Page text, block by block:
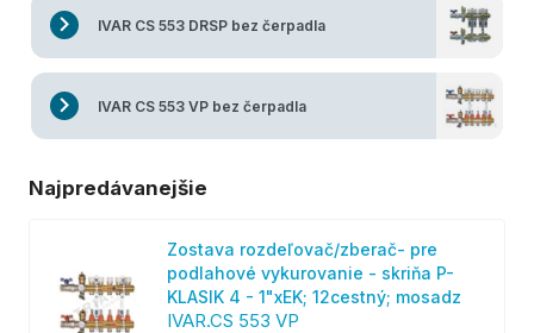
IVAR CS 553 DRSP bez čerpadla
IVAR CS 553 VP bez čerpadla
Najpredávanejšie
Zostava rozdeľovač/zberač- pre
podlahové vykurovanie - skriňa P-
KLASIK 4 - 1"xEK; 12cestný; mosadz
IVAR.CS 553 VP